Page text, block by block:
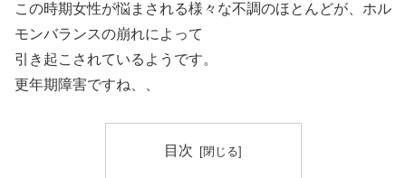
この時期女性が悩まされる様々な不調のほとんどが、ホル
モンバランスの崩れによって
引き起こされているようです。
更年期障害ですね、、
目次